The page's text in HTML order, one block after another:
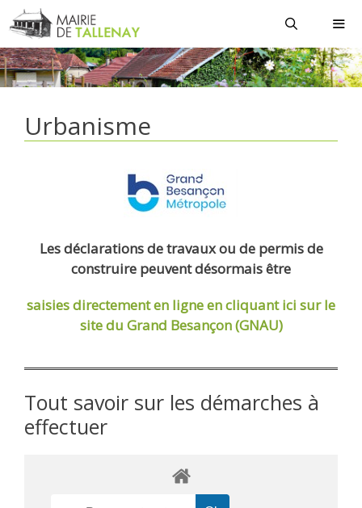
Aller
au
contenu
Urbanisme
Les déclarations de travaux ou de permis de
construire peuvent désormais être
saisies directement en ligneen cliquant ici sur le
site du Grand Besançon (GNAU)
Tout savoir sur les démarches à
effectuer